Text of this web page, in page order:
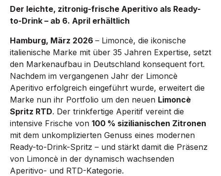
Der leichte, zitronig-frische Aperitivo als Ready-
to-Drink – ab 6. April erhältlich
Hamburg, März 2026 – Limoncè, die ikonische
italienische Marke mit über 35 Jahren Expertise, setzt
den Markenaufbau in Deutschland konsequent fort.
Nachdem im vergangenen Jahr der Limoncè
Aperitivo erfolgreich eingeführt wurde, erweitert die
Marke nun ihr Portfolio um den neuen Limoncè
Spritz RTD. Der trinkfertige Aperitif vereint die
intensive Frische von 100 % sizilianischen Zitronen
mit dem unkomplizierten Genuss eines modernen
Ready-to-Drink-Spritz – und stärkt damit die Präsenz
von Limoncè in der dynamisch wachsenden
Aperitivo- und RTD-Kategorie.